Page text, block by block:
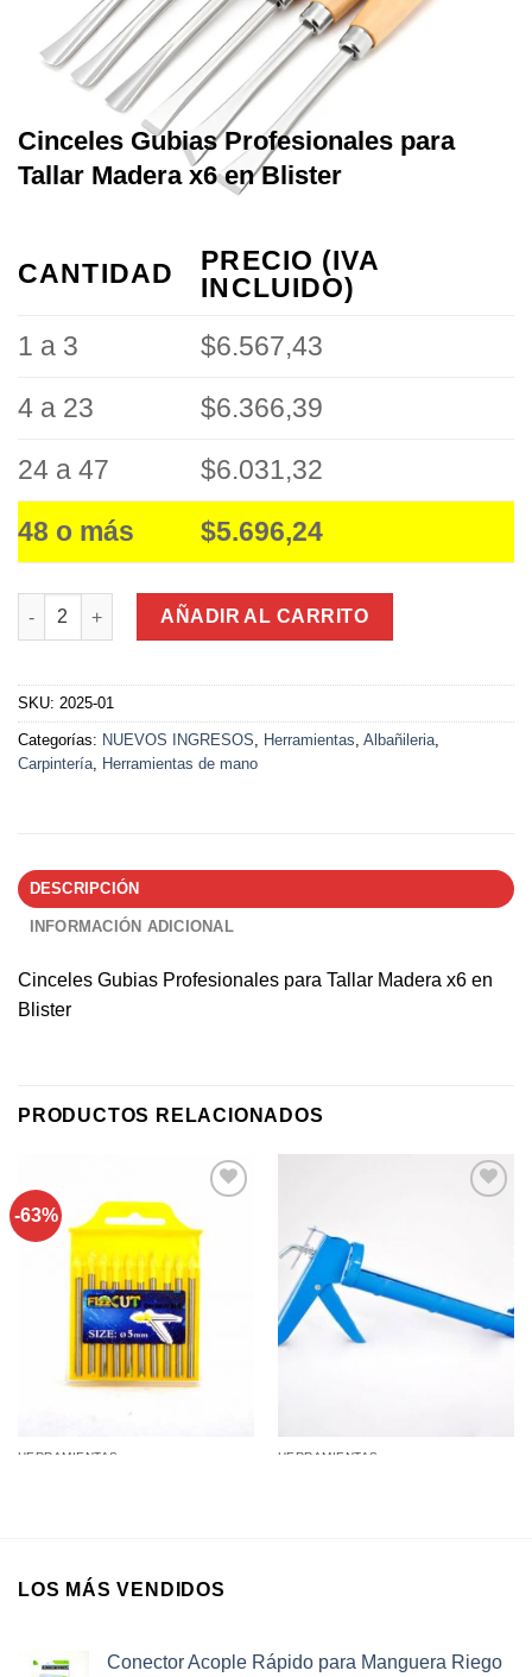
Cinceles Gubias Profesionales para
Tallar Madera x6 en Blister
CANTIDAD
PRECIO (IVA
INCLUIDO)
1 a 3
$6.567,43
4 a 23 $6.366,39
24 a 47 $6.031,32
48 o más $5.696,24
Cinceles Gubias Profesionales para Tallar Madera x6 en
AÑADIR AL CARRITO
SKU: 2025-01
Categorías: NUEVOS INGRESOS Herramientas Albañileria
Carpintería
Herramientas de mano
DESCRIPCIÓN
INFORMACIÓN ADICIONAL
Cinceles Gubias Profesionales para Tallar Madera x6 en
Blister
PRODUCTOS RELACIONADOS
-63%
Añadir a
favoritos
HERRAMIENTAS HERRAMIENTAS
LOS MÁS VENDIDOS
Conector Acople Rápido para Manguera Riego